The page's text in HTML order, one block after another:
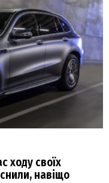
ходу своїх
навіщо